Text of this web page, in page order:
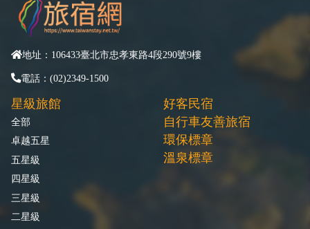
地址：106433臺北市忠孝東路4段290號9樓
電話：(02)2349-1500
星級旅館
全部
卓越五星
五星級
四星級
三星級
二星級
好客民宿
自行車友善旅宿
環保標章
溫泉標章